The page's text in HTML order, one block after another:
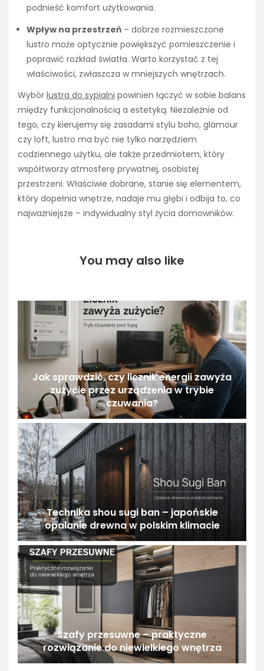
podnieść komfort użytkowania.
Wpływ na przestrzeń – dobrze rozmieszczone
lustro może optycznie powiększyć pomieszczenie i
poprawić rozkład światła. Warto korzystać z tej
właściwości, zwłaszcza w mniejszych wnętrzach.
Wybór lustra do sypialni powinien łączyć w sobie balans
między funkcjonalnością a estetyką. Niezależnie od
tego, czy kierujemy się zasadami stylu boho, glamour
czy loft, lustro ma być nie tylko narzędziem
codziennego użytku, ale także przedmiotem, który
współtworzy atmosferę prywatnej, osobistej
przestrzeni. Właściwie dobrane, stanie się elementem,
który dopełnia wnętrze, nadaje mu głębi i odbija to, co
najważniejsze – indywidualny styl życia domowników.
You may also like
Jak sprawdzić, czy licznik energii zawyża
zużycie przez urządzenia w trybie
czuwania?
Technika shou sugi ban – japońskie
opalanie drewna w polskim klimacie
Szafy przesuwne – praktyczne
rozwiązanie do niewielkiego wnętrza